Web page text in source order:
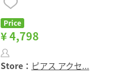
Price
¥ 4,798
Store： ピアス アクセ...